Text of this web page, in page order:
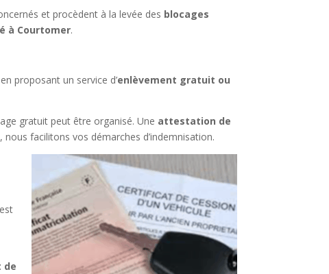
et procèdent à la levée des blocages
à Courtomer.
proposant un service d’enlèvement gratuit ou
gratuit peut être organisé. Une attestation de
facilitons vos démarches d’indemnisation.
est
de